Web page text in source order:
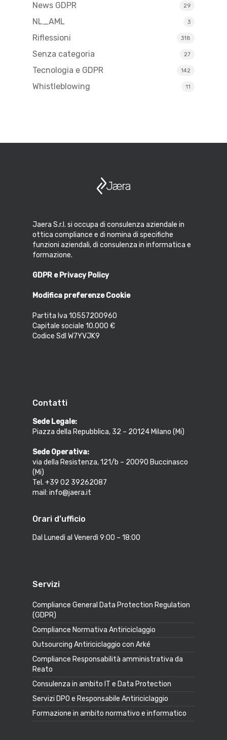
News GDPR 29
NL_AML 3
Riflessioni 318
Senza categoria 27
Tecnologia e GDPR 142
Whistleblowing 11
Jaera S.r.l. si occupa di consulenza aziendale in
ottica compliance e di nomina di specifiche
funzioni aziendali, di consulenza in informatica e
formazione.
GDPR e Privacy Policy
Modifica preferenze Cookie
Partita Iva 10557200960
Capitale sociale 10.000 €
Codice SdI W7YVJK9
Contatti
Sede Legale:
Piazza della Repubblica, 32 – 20124 Milano (Mi)
Sede Operativa:
via della Resistenza, 121/b – 20090 Buccinasco
(Mi)
Tel. +39 02 39262087
mail: info@jaera.it
Orari d’ufficio
Dal Lunedì al Venerdì 9:00 – 18:00
Servizi
Compliance General Data Protection Regulation
(GDPR)
Compliance Normativa Antiriciclaggio
Outsourcing Antiriciclaggio con Arké
Compliance Responsabilità amministrativa da
Reato
Consulenza in ambito IT e Data Protection
Servizi DPO e Responsabile Antiriciclaggio
Formazione in ambito normativo e informatico